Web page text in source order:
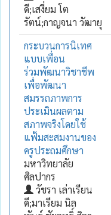
ดี;เสงี่ยม โต
รัตน์;กาญจนา วัฒายุ
กระบวนการนิเทศ
แบบเพื่อน
ร่วมพัฒนาวิชาชีพ
เพื่อพัฒนา
สมรรถภาพการ
ประเมินผลตาม
สภาพจริงโดยใช้
แฟ้มสะสมงานของ
ครูประถมศึกษา
มหาวิทยาลัย
ศิลปากร
วัชรา เล่าเรียน
ดี;มาเรียม นิล